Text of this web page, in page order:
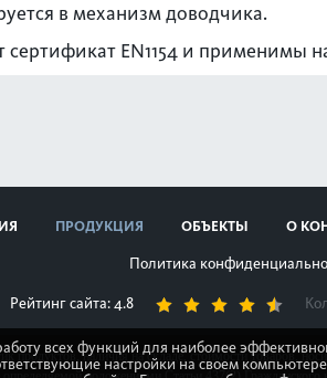
в механизм доводчика.
EN1154 и
ПРОДУКЦИЯ ОБЪЕКТЫ О
Политика
Рейтинг сайта: 4.8
продуктов, наличия на складе, стоимости товаров,
всех функций для наиболее
настройки на своем